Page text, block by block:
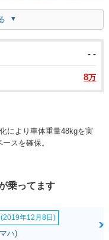
- -
8万
により車体重量48kgを実
スを確保。
乗ってます
年12月8日)
ハ)